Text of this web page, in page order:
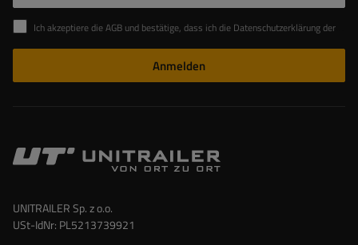
Ich akzeptiere die AGB und bestätige, dass ich die Datenschutzerklärung der Website zur Kenntnis genommen habe
Anmelden
UNITRAILER Sp. z o.o.
USt-IdNr: PL5213739921